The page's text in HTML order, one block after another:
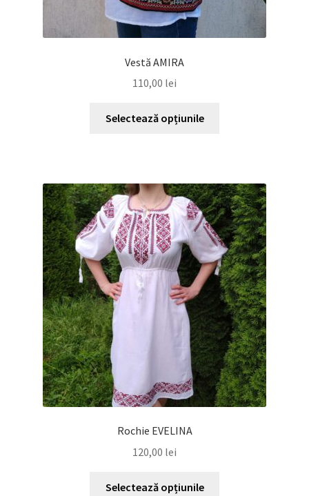
Vestă AMIRA
110,00 lei
Selectează opțiunile
variații.
Opțiunile
pot
fi
alese
în
pagina
produsului.
Rochie EVELINA
120,00 lei
Selectează opțiunile